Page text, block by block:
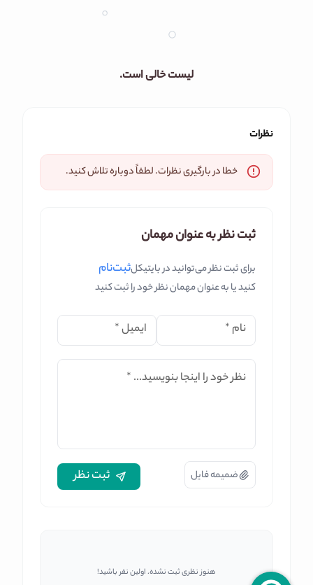
لیست خالی است.
نظرات
خطا در بارگیری نظرات. لطفاً دوباره تلاش کنید.
ثبت نظر به عنوان مهمان
برای ثبت نظر می‌توانید در بایتیکلثبت‌نام
کنید یا به عنوان مهمان نظر خود را ثبت کنید
نام * ایمیل*
نظر خود را اینجا بنویسید... *
ضمیمه فایل ثبت نظر
هنوز نظری ثبت نشده. اولین نفر باشید!